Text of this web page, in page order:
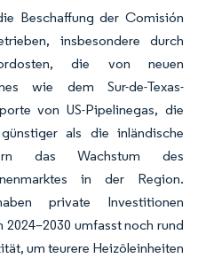
Beschaffung der Comisión
insbesondere durch
die von neuen
wie dem Sur-de-Texas-
von US-Pipelinegas, die
als die inländische
das Wachstum des
in der Region.
private Investitionen
umfasst noch rund
um teurere Heizöleinheiten